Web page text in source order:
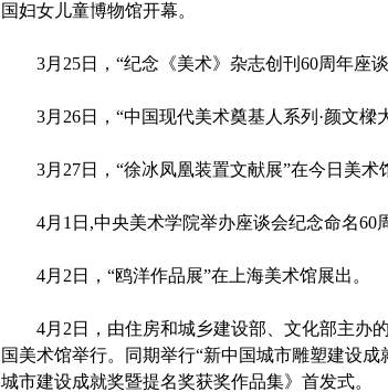
国妇女儿童博物馆开幕。
3月 25日 ，“纪念《美术》杂志创刊 60周年座
3月 26日 ，“中国现代美术奠基人系列·颜文樑
3月 27日 ，“徐冰凤凰装置文献展”在今日美术
4月 1 日 ,中央美术学院举办座谈会纪念命名60
4月 2 日 ，“鸥洋作品展”在上海美术馆展出。
4月 2 日
，由住房和城乡建设部、文化部主办
国美术馆举行。同期举行“新中国城市雕塑建设
城市建设成就奖暨提名奖获奖作品集》首发式。